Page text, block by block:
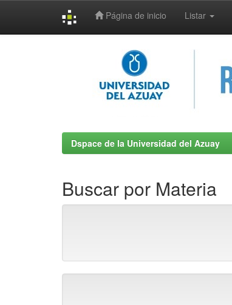
Página de inicio Listar
Dspace de la Universidad del Azuay
Buscar por Materia